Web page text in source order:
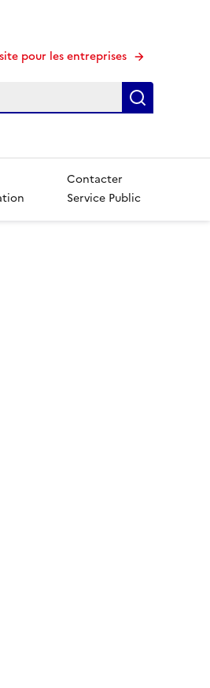
pour les entreprises
Contacter
Service Public